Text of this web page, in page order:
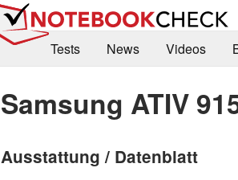
Tests
News Videos
Samsung ATIV
Ausstattung / Datenblatt